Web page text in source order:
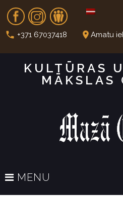
t
Fb In Dr
call +371 67037418 place Amatu
KULTŪRAS
MĀKSLAS
MENU